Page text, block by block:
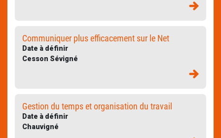
Communiquer plus efficacement sur le Net
Date à définir
Cesson Sévigné
Gestion du temps et organisation du travail
Date à définir
Chauvigné